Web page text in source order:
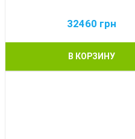
32460 грн
В КОРЗИНУ